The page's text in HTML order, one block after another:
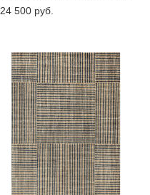
24 500 pуб.